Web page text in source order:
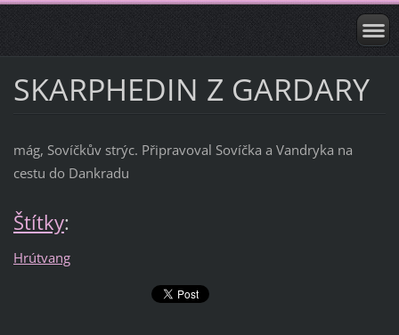
SKARPHEDIN Z GARDARY
mág, Sovíčkův strýc. Připravoval Sovíčka a Vandryka na
cestu do Dankradu
Štítky:
Hrútvang